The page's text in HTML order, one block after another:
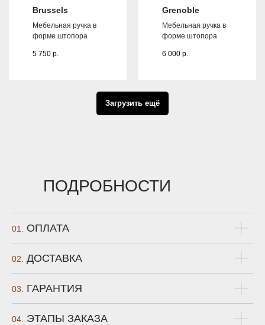
Brussels
Мебельная ручка в
форме штопора
5 750 р.
Grenoble
Мебельная ручка в
форме штопора
6 000 р.
Загрузить ещё
ПОДРОБНОСТИ
01. ОПЛАТА
02. ДОСТАВКА
03. ГАРАНТИЯ
04. ЭТАПЫ ЗАКАЗА